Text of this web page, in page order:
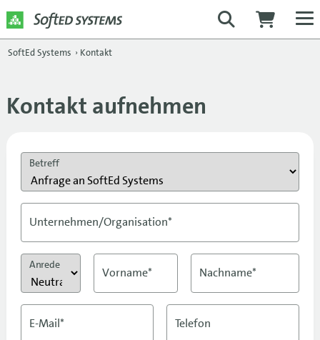
SoftEd Systems › Kontakt
Kontakt aufnehmen
Betreff
Unternehmen/Organisation*
Anrede
Vorname* Nachname*
E-Mail* Telefon